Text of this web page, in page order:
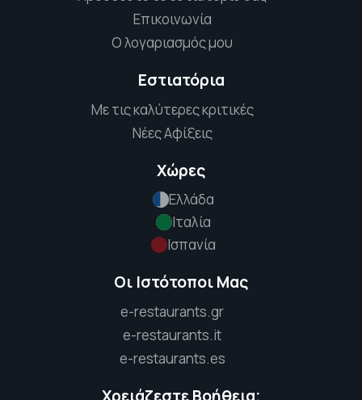
Επικοινωνία
Ο λογαριασμός μου
Εστιατόρια
Με τις καλύτερες κριτικές
Νέες Αφίξεις
Χώρες
Ελλάδα
Ιταλία
Ισπανία
Οι Ιστότοποι Μας
e-restaurants.gr
e-restaurants.it
e-restaurants.es
Χρειάζεστε Βοήθεια;